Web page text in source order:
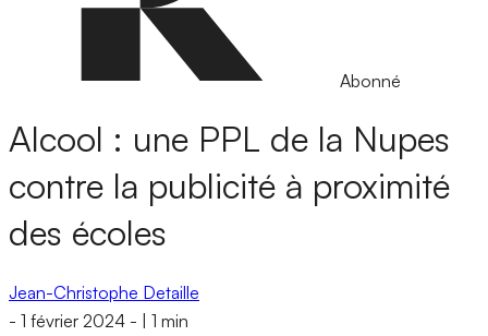
Abonné
Alcool : une PPL de la Nupes
contre la publicité à proximité
des écoles
Jean-Christophe Detaille
- 1 février 2024 - 1 min